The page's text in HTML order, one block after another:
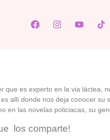
que es experto en la via láctea,
allí donde nos deja conocer su
en las novelas policiacas, su
los comparte!